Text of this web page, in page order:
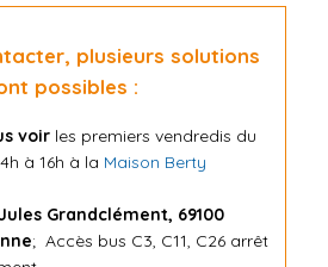
plusieurs solutions
possibles :
voir les premiers vendredis du
à 16h à la Maison Berty
Grandclément, 69100
;Accès bus C3, C11, C26 arrêt